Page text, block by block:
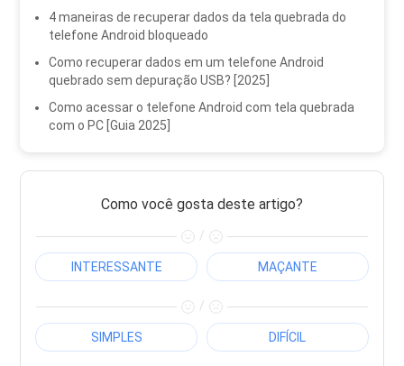
4 maneiras de recuperar dados da tela quebrada do
telefone Android bloqueado
Como recuperar dados em um telefone Android
quebrado sem depuração USB? [2025]
Como acessar o telefone Android com tela quebrada
com o PC [Guia 2025]
Como você gosta deste artigo?
/
INTERESSANTE MAÇANTE
/
SIMPLES DIFÍCIL